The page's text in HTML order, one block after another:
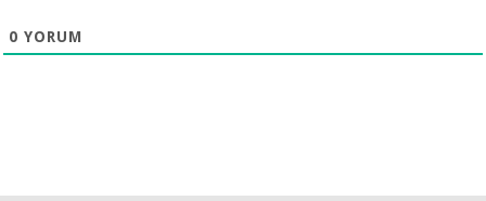
0 YORUM